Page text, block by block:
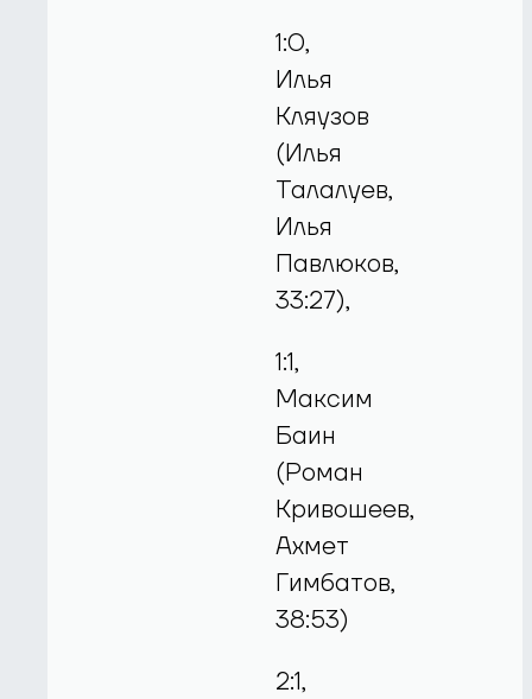
1:0,
Илья
Кляузов
(Илья
Талалуев,
Илья
Павлюков,
33:27),
1:1,
Максим
Баин
(Роман
Кривошеев,
Ахмет
Гимбатов,
38:53)
2:1,